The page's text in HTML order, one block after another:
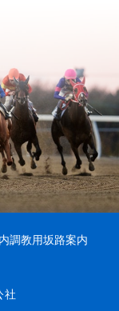
調教用坂路案内
社